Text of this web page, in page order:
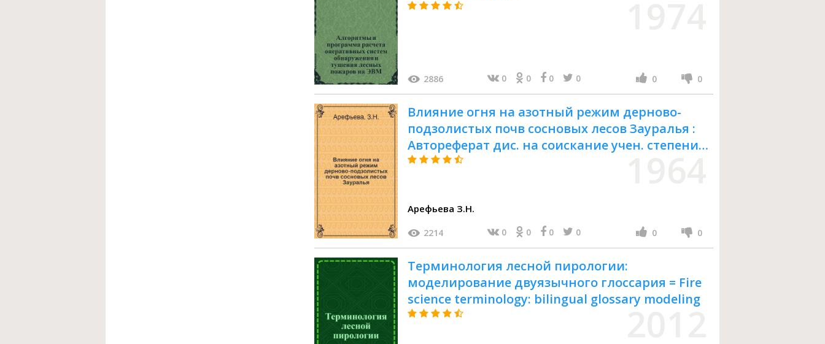
2886 0 0 0 0 0 0
Влияние огня на азотный режим дерново-
подзолистых почв сосновых лесов Зауралья :
Автореферат дис. на соискание учен. степени
кандидата биол. наук
Арефьева З.Н.
2214 0 0 0 0 0 0
Терминология лесной пирологии:
моделирование двуязычного глоссария = Fire
science terminology: bilingual glossary modeling